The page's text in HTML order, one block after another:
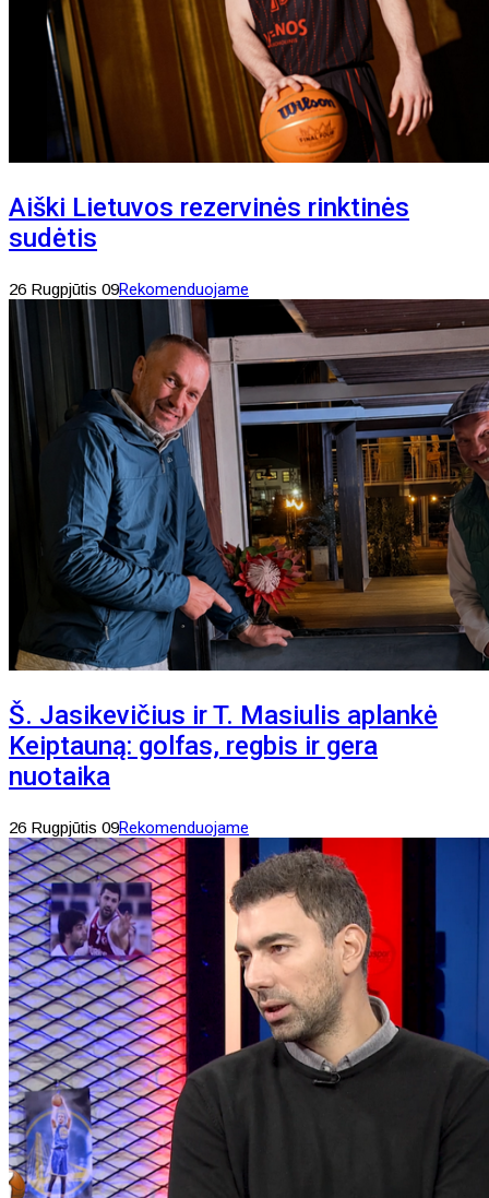
Aiški Lietuvos rezervinės rinktinės
sudėtis
26 Rugpjūtis 09Rekomenduojame
Š. Jasikevičius ir T. Masiulis aplankė
Keiptauną: golfas, regbis ir gera
nuotaika
26 Rugpjūtis 09Rekomenduojame